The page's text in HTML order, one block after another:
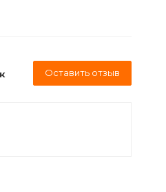
Оставить отзыв